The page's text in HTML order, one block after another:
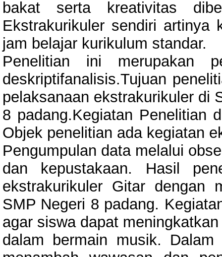
bakat serta kreativitas
Ekstrakurikuler sendiri
jam belajar kurikulum standar.
Penelitian ini merupakan
deskriptifanalisis.Tujuan
pelaksanaan ekstrakurikuler di
8 padang.Kegiatan Penelitian
Objek penelitian ada kegiatan
Pengumpulan data melalui
dan kepustakaan. Hasil
ekstrakurikuler Gitar dengan
SMP Negeri 8 padang.
agar siswa dapat
dalam bermain musik.